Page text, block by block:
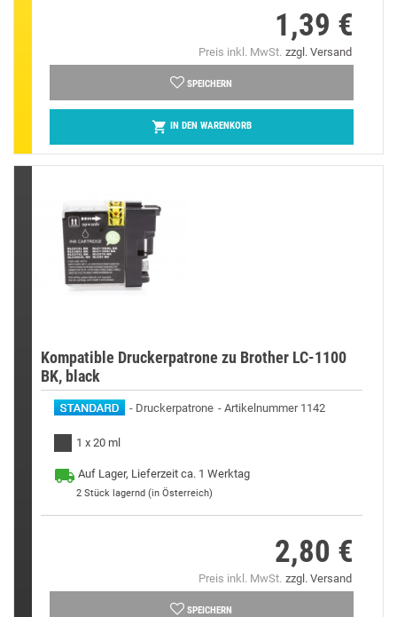
1,39 €
Preis inkl. MwSt. zzgl. Versand
SPEICHERN
 IN DEN WARENKORB
Kompatible Druckerpatrone zu Brother LC-1100
BK, black
Druckerpatrone Artikelnummer 1142
1 x 20 ml
Auf Lager, Lieferzeit ca. 1 Werktag
2 Stück lagernd (in Österreich)
2,80 €
Preis inkl. MwSt. zzgl. Versand
SPEICHERN